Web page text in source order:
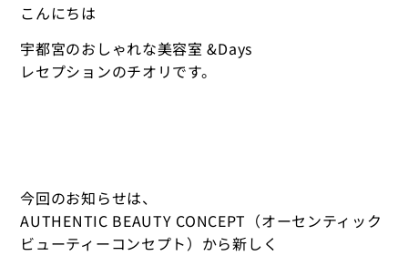
こんにちは
宇都宮のおしゃれな美容室 &Days
レセプションのチオリです。
今回のお知らせは、
AUTHENTIC BEAUTY CONCEPT（オーセンティック
ビューティーコンセプト）から新しく